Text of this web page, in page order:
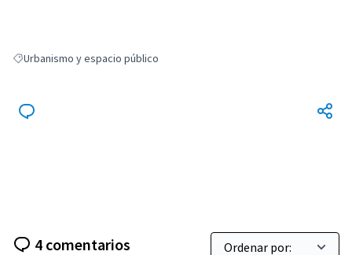
Resultados al filtrar por: Urbanismo y espacio público
Urbanismo y espacio público
4 comentarios